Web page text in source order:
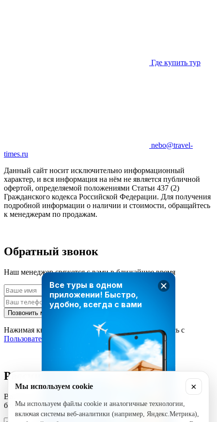
Все туры в одном
приложении! Быстро,
удобно, всегда с вами
Где купить тур
nebo@travel-
times.ru
Данный сайт носит исключительно информационный
характер, и вся информация на нём не является публичной
офертой, определяемой положениями Статьи 437 (2)
Гражданского кодекса Российской Федерации. Для получения
подробной информации о наличии и стоимости, обращайтесь
к менеджерам по продажам.
Обратный звонок
Наш менеджер свяжется с вами в ближайшее время
Позвонить мне
Нажимая кнопку «Позвонить мне», вы соглашаетесь с
Пользовательским соглашением
Рассчитать стоимость тура
Введите ваши данные и наш менеджер свяжется с вами в
ближайшее время
Мы используем cookie ×
Мы используем файлы cookie и аналогичные технологии,
включая системы веб-аналитики (например, Яндекс.Метрика),